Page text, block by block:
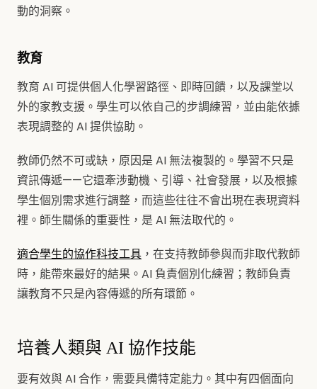
動的洞察。
教育
教育 AI 可提供個人化學習路徑、即時回饋，以及課堂以
外的家教支援。學生可以依自己的步調練習，並由能依據
表現調整的 AI 提供協助。
教師仍然不可或缺，原因是 AI 無法複製的。學習不只是
資訊傳遞——它還牽涉動機、引導、社會發展，以及根據
學生個別需求進行調整，而這些往往不會出現在表現資料
裡。師生關係的重要性，是 AI 無法取代的。
適合學生的協作科技工具 ，在支持教師參與而非取代教師
時，能帶來最好的結果。AI 負責個別化練習；教師負責
讓教育不只是內容傳遞的所有環節。
培養人類與 AI 協作技能
要有效與 AI 合作，需要具備特定能力。其中有四個面向